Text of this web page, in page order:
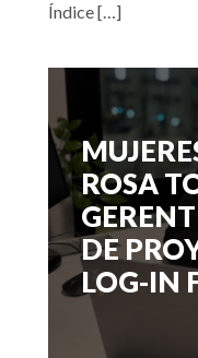
Índice […]
ROSA
DE
LOG-IN